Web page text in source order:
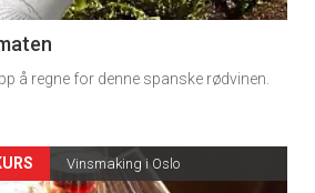
å regne for denne spanske rødvinen.
Vinsmaking i Oslo